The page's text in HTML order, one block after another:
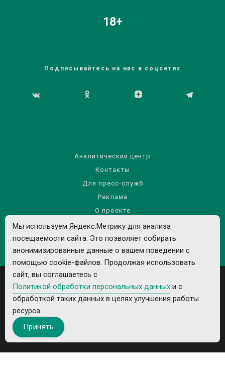
18+
Подписывайтесь на нас в соцсетях
Аналитический центр
Контакты
Для пресс-служб
Реклама
О проекте
Правила использования материалов сайта
Политика обработки персональных данных
Все рекламируемые товары и услуги имеют необходимые лицензии и
Мы используем Яндекс.Метрику для анализа
посещаемости сайта. Это позволяет собирать
анонимизированные данные о вашем поведении с
помощью cookie-файлов. Продолжая использовать
сайт, вы соглашаетесь с
Политикой обработки персональных данных и с
обработкой таких данных в целях улучшения работы
ресурса.
Принять